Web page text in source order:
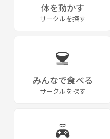
体を動かす
サークルを探す
みんなで食べる
サークルを探す